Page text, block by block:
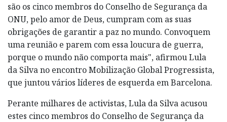
são os cinco membros do Conselho de Segurança da
ONU, pelo amor de Deus, cumpram com as suas
obrigações de garantir a paz no mundo. Convoquem
uma reunião e parem com essa loucura de guerra,
porque o mundo não comporta mais", afirmou Lula
da Silva no encontro Mobilização Global Progressista,
que juntou vários líderes de esquerda em Barcelona.
Perante milhares de activistas, Lula da Silva acusou
estes cinco membros do Conselho de Segurança da